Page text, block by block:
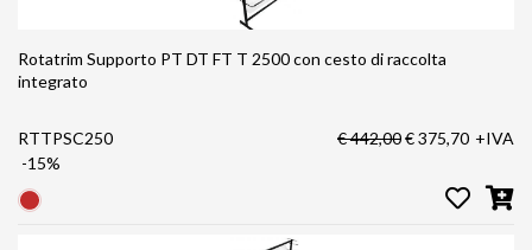
Rotatrim Supporto PT DT FT T 2500 con cesto di raccolta
integrato
RTTPSC250
-15%
€ 442,00€ 375,70 +IVA